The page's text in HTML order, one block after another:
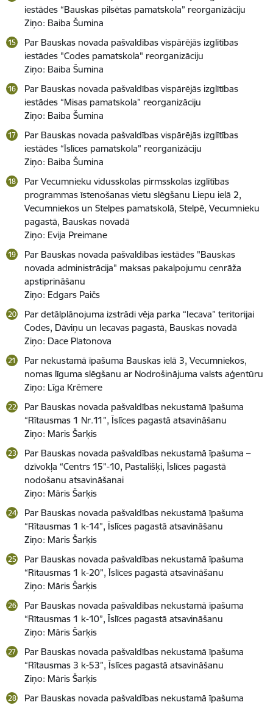
iestādes “Bauskas pilsētas pamatskola” reorganizāciju
Ziņo: Baiba Šumina
Par Bauskas novada pašvaldības vispārējās izglītības
iestādes "Codes pamatskola" reorganizāciju
Ziņo: Baiba Šumina
Par Bauskas novada pašvaldības vispārējās izglītības
iestādes “Misas pamatskola” reorganizāciju
Ziņo: Baiba Šumina
Par Bauskas novada pašvaldības vispārējās izglītības
iestādes “Īslīces pamatskola” reorganizāciju
Ziņo: Baiba Šumina
Par Vecumnieku vidusskolas pirmsskolas izglītības
programmas īstenošanas vietu slēgšanu Liepu ielā 2,
Vecumniekos un Stelpes pamatskolā, Stelpē, Vecumnieku
pagastā, Bauskas novadā
Ziņo: Evija Preimane
Par Bauskas novada pašvaldības iestādes "Bauskas
novada administrācija" maksas pakalpojumu cenrāža
apstiprināšanu
Ziņo: Edgars Paičs
Par detālplānojuma izstrādi vēja parka “Iecava” teritorijai
Codes, Dāviņu un Iecavas pagastā, Bauskas novadā
Ziņo: Dace Platonova
Par nekustamā īpašuma Bauskas ielā 3, Vecumniekos,
nomas līguma slēgšanu ar Nodrošinājuma valsts aģentūru
Ziņo: Līga Krēmere
Par Bauskas novada pašvaldības nekustamā īpašuma
“Rītausmas 1 Nr.11”, Īslīces pagastā atsavināšanu
Ziņo: Māris Šarķis
Par Bauskas novada pašvaldības nekustamā īpašuma –
dzīvokļa “Centrs 15”-10, Pastališķi, Īslīces pagastā
nodošanu atsavināšanai
Ziņo: Māris Šarķis
Par Bauskas novada pašvaldības nekustamā īpašuma
“Rītausmas 1 k-14”, Īslīces pagastā atsavināšanu
Ziņo: Māris Šarķis
Par Bauskas novada pašvaldības nekustamā īpašuma
“Rītausmas 1 k-20”, Īslīces pagastā atsavināšanu
Ziņo: Māris Šarķis
Par Bauskas novada pašvaldības nekustamā īpašuma
“Rītausmas 1 k-10”, Īslīces pagastā atsavināšanu
Ziņo: Māris Šarķis
Par Bauskas novada pašvaldības nekustamā īpašuma
“Rītausmas 3 k-53”, Īslīces pagastā atsavināšanu
Ziņo: Māris Šarķis
Par Bauskas novada pašvaldības nekustamā īpašuma